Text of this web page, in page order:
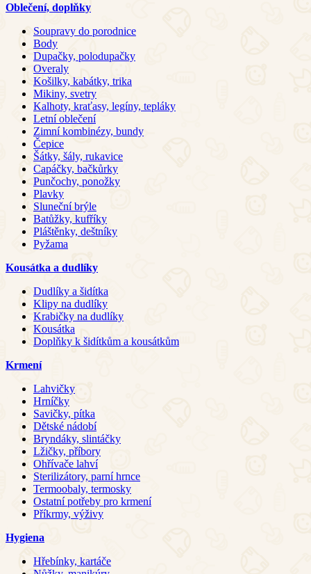
Oblečení, doplňky
Soupravy do porodnice
Body
Dupačky, polodupačky
Overaly
Košilky, kabátky, trika
Mikiny, svetry
Kalhoty, kraťasy, legíny, tepláky
Letní oblečení
Zimní kombinézy, bundy
Čepice
Šátky, šály, rukavice
Capáčky, bačkůrky
Punčochy, ponožky
Plavky
Sluneční brýle
Batůžky, kufříky
Pláštěnky, deštníky
Pyžama
Kousátka a dudlíky
Dudlíky a šidítka
Klipy na dudlíky
Krabičky na dudlíky
Kousátka
Doplňky k šidítkům a kousátkům
Krmení
Lahvičky
Hrníčky
Savičky, pítka
Dětské nádobí
Bryndáky, slintáčky
Lžičky, příbory
Ohřívače lahví
Sterilizátory, parní hrnce
Termoobaly, termosky
Ostatní potřeby pro krmení
Příkrmy, výživy
Hygiena
Hřebínky, kartáče